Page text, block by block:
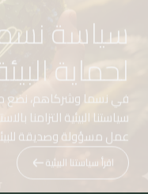
سياسة
لحماية
في نسما وشركاهم، نضع
سياستنا البيئية التزامنا
عمل مسؤولة وصديقة
اقرأ سياستنا البيئية